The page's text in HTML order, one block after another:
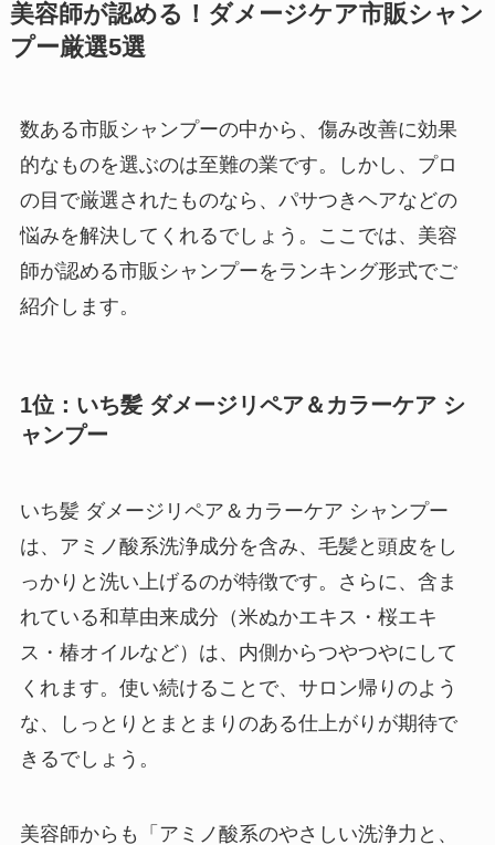
美容師が認める！ダメージケア市販シャン
プー厳選5選
数ある市販シャンプーの中から、傷み改善に効果
的なものを選ぶのは至難の業です。しかし、プロ
の目で厳選されたものなら、パサつきヘアなどの
悩みを解決してくれるでしょう。ここでは、美容
師が認める市販シャンプーをランキング形式でご
紹介します。
1位：いち髪 ダメージリペア＆カラーケア シ
ャンプー
いち髪 ダメージリペア＆カラーケア シャンプー
は、アミノ酸系洗浄成分を含み、毛髪と頭皮をし
っかりと洗い上げるのが特徴です。さらに、含ま
れている和草由来成分（米ぬかエキス・桜エキ
ス・椿オイルなど）は、内側からつやつやにして
くれます。使い続けることで、サロン帰りのよう
な、しっとりとまとまりのある仕上がりが期待で
きるでしょう。
美容師からも「アミノ酸系のやさしい洗浄力と、